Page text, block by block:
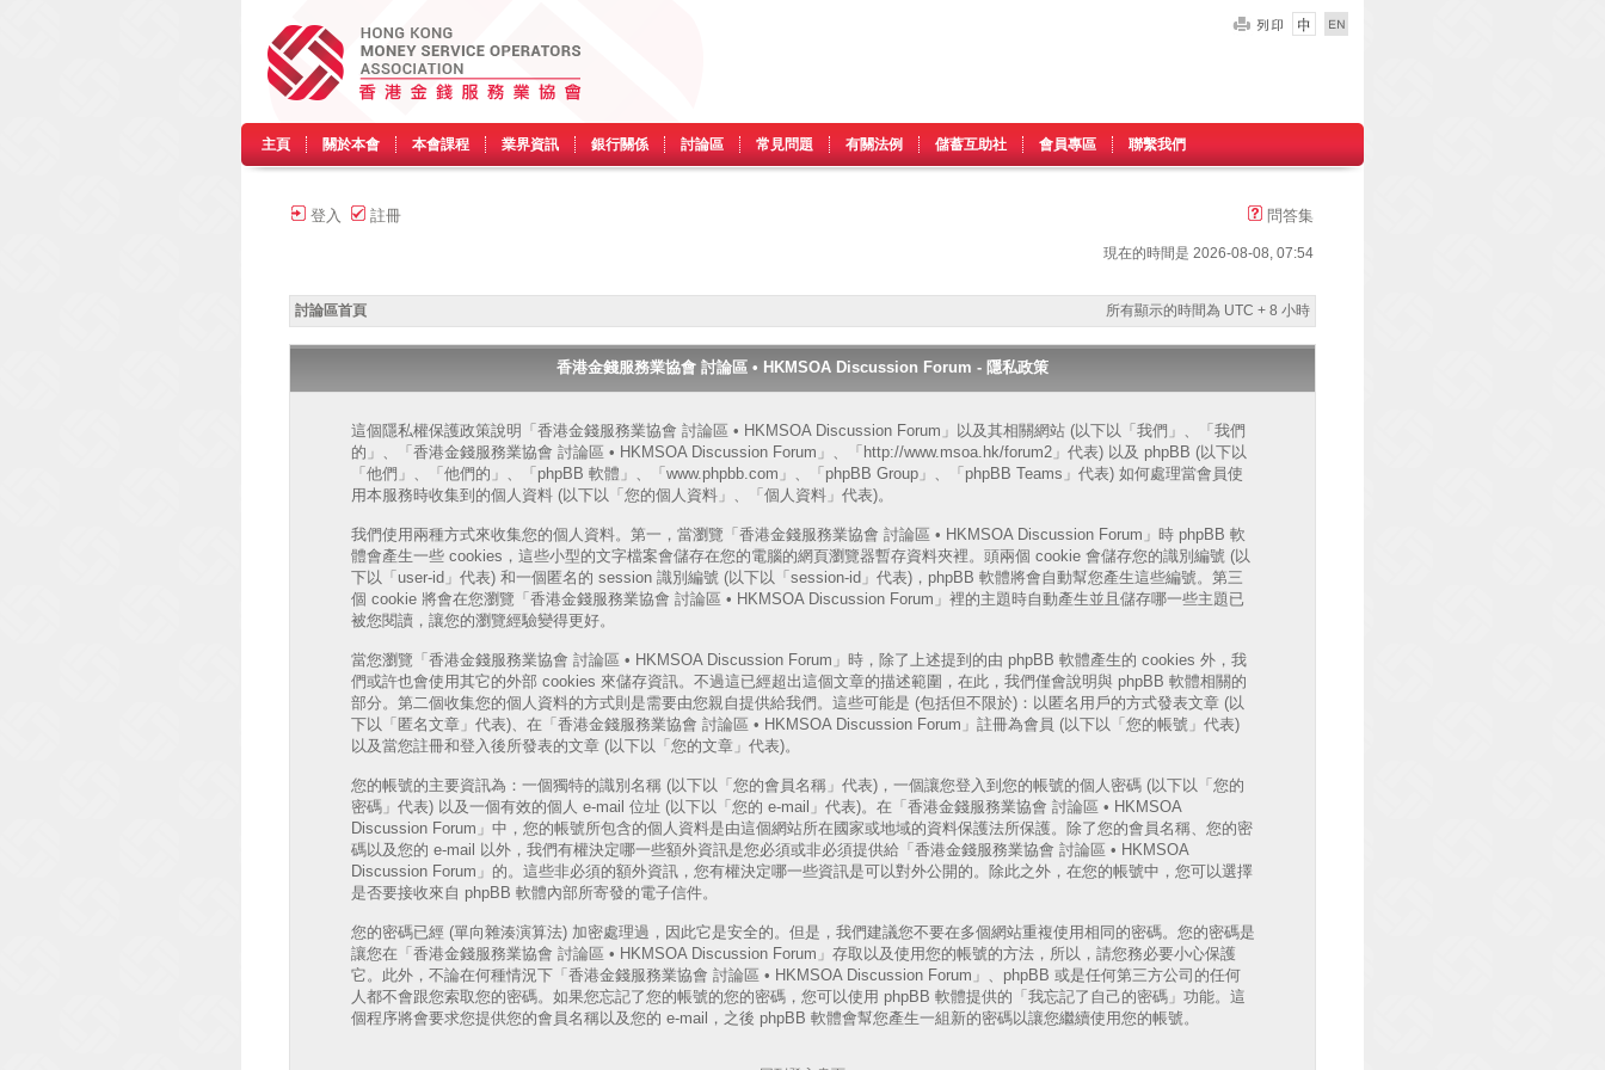
主頁 關於本會 本會課程 業界資訊 銀行關係 討論區 常見問題 有關法例 儲蓄互助社 會員專區 聯繫我們
登入 註冊 問答集
現在的時間是 2026-08-08, 07:54
討論區首頁 所有顯示的時間為 UTC + 8 小時
香港金錢服務業協會 討論區 • HKMSOA Discussion Forum - 隱私政策
這個隱私權保護政策說明「香港金錢服務業協會 討論區 • HKMSOA Discussion Forum」以及其相關網站 (以下以「我們」、「我們
的」、「香港金錢服務業協會 討論區 • HKMSOA Discussion Forum」、「http://www.msoa.hk/forum2」代表) 以及 phpBB (以下以
「他們」、「他們的」、「phpBB 軟體」、「www.phpbb.com」、「phpBB Group」、「phpBB Teams」代表) 如何處理當會員使
用本服務時收集到的個人資料 (以下以「您的個人資料」、「個人資料」代表)。
我們使用兩種方式來收集您的個人資料。第一，當瀏覽「香港金錢服務業協會 討論區 • HKMSOA Discussion Forum」時 phpBB 軟
體會產生一些 cookies，這些小型的文字檔案會儲存在您的電腦的網頁瀏覽器暫存資料夾裡。頭兩個 cookie 會儲存您的識別編號 (以
下以「user-id」代表) 和一個匿名的 session 識別編號 (以下以「session-id」代表)，phpBB 軟體將會自動幫您產生這些編號。第三
個 cookie 將會在您瀏覽「香港金錢服務業協會 討論區 • HKMSOA Discussion Forum」裡的主題時自動產生並且儲存哪一些主題已
被您閱讀，讓您的瀏覽經驗變得更好。
當您瀏覽「香港金錢服務業協會 討論區 • HKMSOA Discussion Forum」時，除了上述提到的由 phpBB 軟體產生的 cookies 外，我
們或許也會使用其它的外部 cookies 來儲存資訊。不過這已經超出這個文章的描述範圍，在此，我們僅會說明與 phpBB 軟體相關的
部分。第二個收集您的個人資料的方式則是需要由您親自提供給我們。這些可能是 (包括但不限於)：以匿名用戶的方式發表文章 (以
下以「匿名文章」代表)、在「香港金錢服務業協會 討論區 • HKMSOA Discussion Forum」註冊為會員 (以下以「您的帳號」代表)
以及當您註冊和登入後所發表的文章 (以下以「您的文章」代表)。
您的帳號的主要資訊為：一個獨特的識別名稱 (以下以「您的會員名稱」代表)，一個讓您登入到您的帳號的個人密碼 (以下以「您的
密碼」代表) 以及一個有效的個人 e-mail 位址 (以下以「您的 e-mail」代表)。在「香港金錢服務業協會 討論區 • HKMSOA
Discussion Forum」中，您的帳號所包含的個人資料是由這個網站所在國家或地域的資料保護法所保護。除了您的會員名稱、您的密
碼以及您的 e-mail 以外，我們有權決定哪一些額外資訊是您必須或非必須提供給「香港金錢服務業協會 討論區 • HKMSOA
Discussion Forum」的。這些非必須的額外資訊，您有權決定哪一些資訊是可以對外公開的。除此之外，在您的帳號中，您可以選擇
是否要接收來自 phpBB 軟體內部所寄發的電子信件。
您的密碼已經 (單向雜湊演算法) 加密處理過，因此它是安全的。但是，我們建議您不要在多個網站重複使用相同的密碼。您的密碼是
讓您在「香港金錢服務業協會 討論區 • HKMSOA Discussion Forum」存取以及使用您的帳號的方法，所以，請您務必要小心保護
它。此外，不論在何種情況下「香港金錢服務業協會 討論區 • HKMSOA Discussion Forum」、phpBB 或是任何第三方公司的任何
人都不會跟您索取您的密碼。如果您忘記了您的帳號的您的密碼，您可以使用 phpBB 軟體提供的「我忘記了自己的密碼」功能。這
個程序將會要求您提供您的會員名稱以及您的 e-mail，之後 phpBB 軟體會幫您產生一組新的密碼以讓您繼續使用您的帳號。